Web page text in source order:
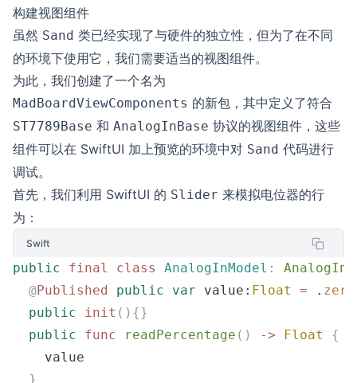
构建视图组件
虽然 Sand 类已经实现了与硬件的独立性，但为了在不同
的环境下使用它，我们需要适当的视图组件。
为此，我们创建了一个名为
MadBoardViewComponents 的新包，其中定义了符合
ST7789Base 和 AnalogInBase 协议的视图组件，这些
组件可以在 SwiftUI 加上预览的环境中对 Sand 代码进行
调试。
首先，我们利用 SwiftUI 的 Slider 来模拟电位器的行
为：
Swift
public final class AnalogInModel :
  @
Published public var value: Float = . zero
  public
init (){}
  public
func readPercentage () -> Float
{
    value
  }